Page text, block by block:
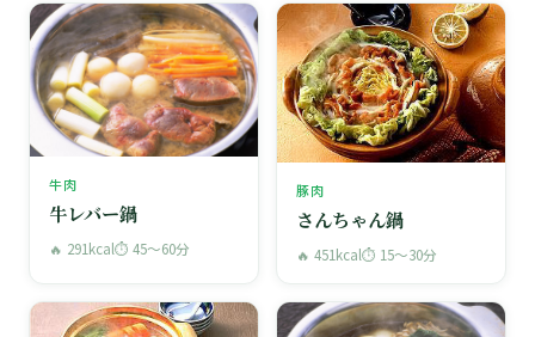
牛肉
牛レバー鍋
🔥 291kcal⏱ 45〜60分
豚肉
さんちゃん鍋
🔥 451kcal⏱ 15〜30分